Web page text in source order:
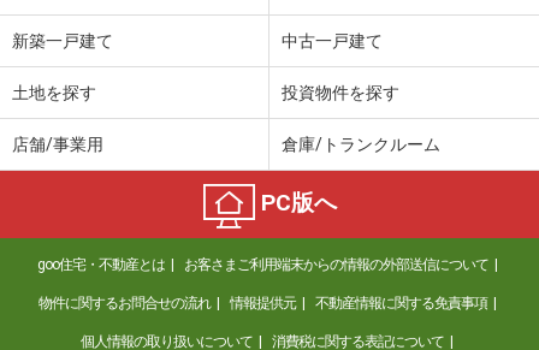
新築一戸建て 中古一戸建て
土地を探す 投資物件を探す
店舗/事業用 倉庫/トランクルーム
PC版へ
goo住宅・不動産とは お客さまご利用端末からの情報の外部送信について
物件に関するお問合せの流れ 情報提供元 不動産情報に関する免責事項
個人情報の取り扱いについて 消費税に関する表記について